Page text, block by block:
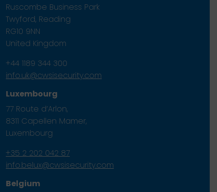
Ruscombe Business Park
Twyford, Reading
RG10 9NN
United Kingdom
+44 1189 344 300
info.uk@cwsisecurity.com
Luxembourg
77 Route d’Arlon,
8311 Capellen Mamer,
Luxembourg
+35 2 202 042 87
info.belux@cwsisecurity.com
Belgium